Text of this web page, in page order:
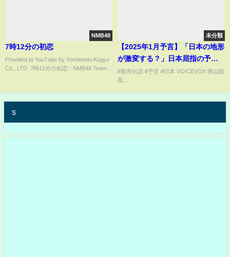
NMB48
7時12分の初恋
Provided to YouTube by Yoshimoto Kogyo
Co., LTD. 7時12分の初恋 · NMB48 Team...
未分類
【2025年1月予言】「日本の地形
が激変する？」日本屈指の予言
者、インドの天才少年、聖徳太
子が語る来年1月の未来とは？
#都市伝説 #予言 #日本 VOICEVOX:青山龍
星...
s